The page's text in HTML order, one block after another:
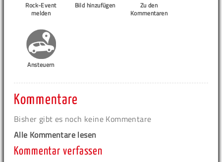
Rock-Event
melden
Bild hinzufügen
Zu den
Kommentaren
Ansteuern
Kommentare
Bisher gibt es noch keine Kommentare
Alle Kommentare lesen
Kommentar verfassen